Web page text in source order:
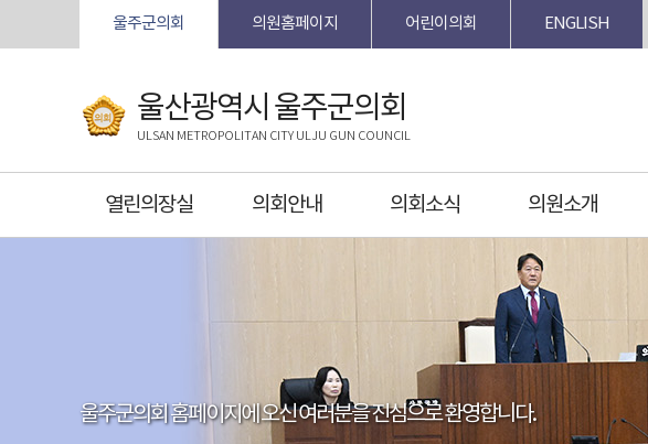
본문바로가기
울주군의회 의원홈페이지 어린이의회 ENGLISH
울산광역시 울주군의회
ULSAN METROPOLITAN CITY ULJU GUN COUNCIL
열린의장실 의회안내 의회소식 의원소개
울주군의회 홈페이지에 오신 여러분을 진심으로 환영합니다.